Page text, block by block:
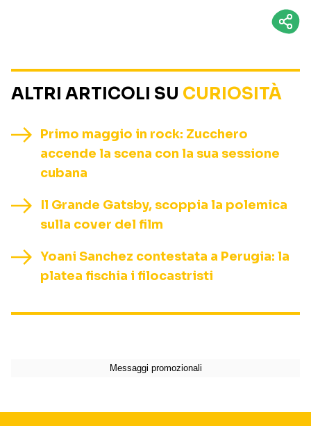
ALTRI ARTICOLI SU CURIOSITÀ
Primo maggio in rock: Zucchero
accende la scena con la sua sessione
cubana
Il Grande Gatsby, scoppia la polemica
sulla cover del film
Yoani Sanchez contestata a Perugia: la
platea fischia i filocastristi